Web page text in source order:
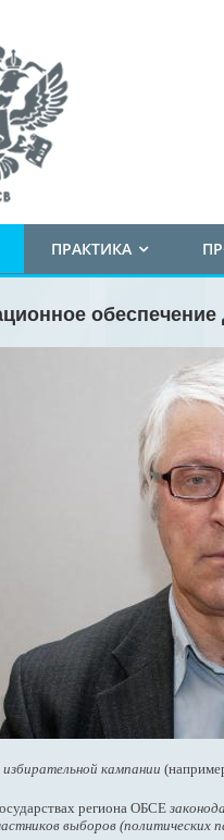
ПРАКТИКА
обеспечение
кампании
региона ОБСЕ
выборов (политических